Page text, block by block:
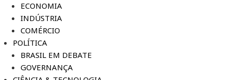
ECONOMIA
INDÚSTRIA
COMÉRCIO
POLÍTICA
BRASIL EM DEBATE
GOVERNANÇA